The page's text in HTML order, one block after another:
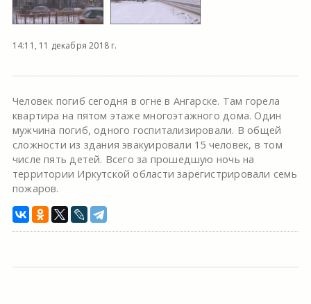
14:11, 11 декабря 2018 г.
Человек погиб сегодня в огне в Ангарске. Там горела
квартира на пятом этаже многоэтажного дома. Один
мужчина погиб, одного госпитализировали. В общей
сложности из здания эвакуировали 15 человек, в том
числе пять детей. Всего за прошедшую ночь на
территории Иркутской области зарегистрировали семь
пожаров.